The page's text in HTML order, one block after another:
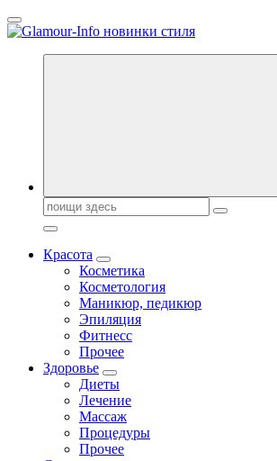
Перейти
к
Секреты молодости, красоты и
Поиск:
Красота
Косметика
Косметология
Маникюр, педикюр
Эпиляция
Фитнесс
Прочее
Здоровье
Диеты
Лечение
Массаж
Процедуры
Прочее